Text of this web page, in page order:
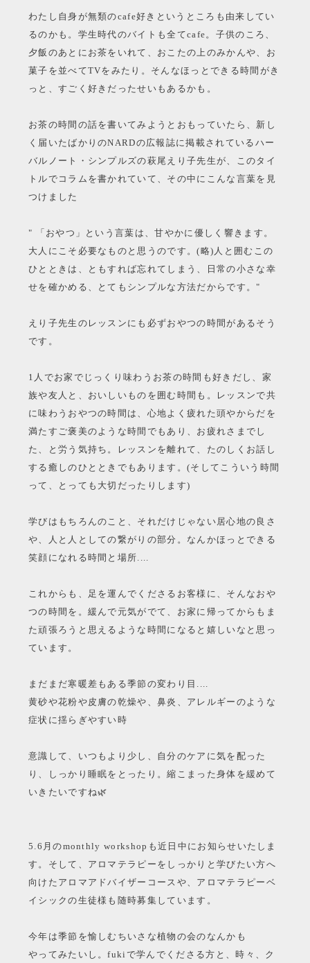
わたし自身が無類のcafe好きというところも由来してい
るのかも。学生時代のバイトも全てcafe。子供のころ、
夕飯のあとにお茶をいれて、おこたの上のみかんや、お
菓子を並べてTVをみたり。そんなほっとできる時間がき
っと、すごく好きだったせいもあるかも。
お茶の時間の話を書いてみようとおもっていたら、新し
く届いたばかりのNARDの広報誌に掲載されているハー
バルノート・シンプルズの萩尾えり子先生が、このタイ
トルでコラムを書かれていて、その中にこんな言葉を見
つけました
" 「おやつ」という言葉は、甘やかに優しく響きます。
大人にこそ必要なものと思うのです。(略)人と囲むこの
ひとときは、ともすれば忘れてしまう、日常の小さな幸
せを確かめる、とてもシンプルな方法だからです。"
えり子先生のレッスンにも必ずおやつの時間があるそう
です。
1人でお家でじっくり味わうお茶の時間も好きだし、家
族や友人と、おいしいものを囲む時間も。レッスンで共
に味わうおやつの時間は、心地よく疲れた頭やからだを
満たすご褒美のような時間でもあり、お疲れさまでし
た、と労う気持ち。レッスンを離れて、たのしくお話し
する癒しのひとときでもあります。(そしてこういう時間
って、とっても大切だったりします)
学びはもちろんのこと、それだけじゃない居心地の良さ
や、人と人としての繋がりの部分。なんかほっとできる
笑顔になれる時間と場所....
これからも、足を運んでくださるお客様に、そんなおや
つの時間を。緩んで元気がでて、お家に帰ってからもま
た頑張ろうと思えるような時間になると嬉しいなと思っ
ています。
まだまだ寒暖差もある季節の変わり目....
黄砂や花粉や皮膚の乾燥や、鼻炎、アレルギーのような
症状に揺らぎやすい時
意識して、いつもより少し、自分のケアに気を配った
り、しっかり睡眠をとったり。縮こまった身体を緩めて
いきたいですね🌿
5.6月のmonthly workshopも近日中にお知らせいたしま
す。そして、アロマテラピーをしっかりと学びたい方へ
向けたアロマアドバイザーコースや、アロマテラピーベ
イシックの生徒様も随時募集しています。
今年は季節を愉しむちいさな植物の会のなんかも
やってみたいし。fukiで学んでくださる方と、時々、ク